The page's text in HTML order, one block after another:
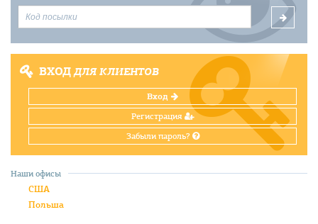
ВХОДДЛЯ КЛИЕНТОВ
Вход
Регистрация
Забыли пароль?
Наши офисы
США
Польша